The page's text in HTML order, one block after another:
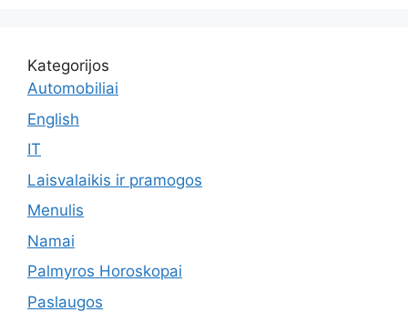
Kategorijos
Automobiliai
English
IT
Laisvalaikis ir pramogos
Menulis
Namai
Palmyros Horoskopai
Paslaugos